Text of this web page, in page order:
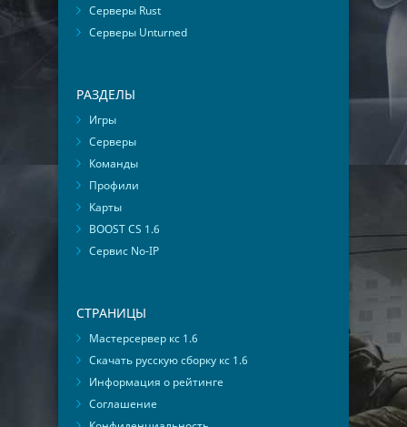
Серверы Rust
Серверы Unturned
РАЗДЕЛЫ
Игры
Серверы
Команды
Профили
Карты
BOOST CS 1.6
Сервис No-IP
СТРАНИЦЫ
Мастерсервер кс 1.6
Скачать русскую сборку кс 1.6
Информация о рейтинге
Соглашение